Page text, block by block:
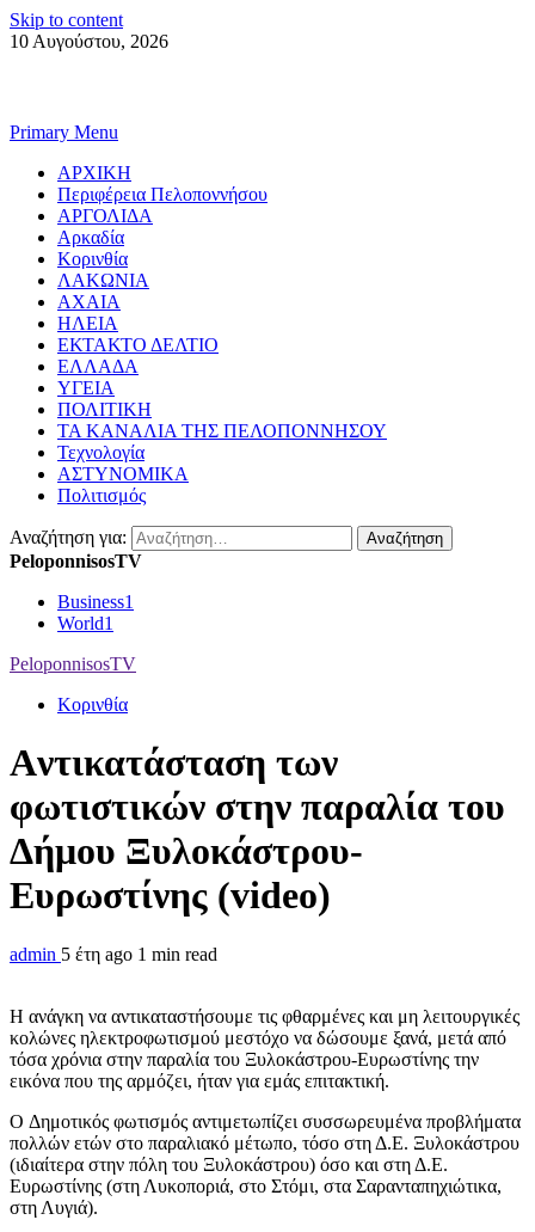
Skip to content
10 Αυγούστου, 2026
Primary Menu
ΑΡΧΙΚΗ
Περιφέρεια Πελοποννήσου
ΑΡΓΟΛΙΔΑ
Αρκαδία
Κορινθία
ΛΑΚΩΝΙΑ
ΑΧΑΙΑ
ΗΛΕΙΑ
ΕΚΤΑΚΤΟ ΔΕΛΤΙΟ
ΕΛΛΑΔΑ
ΥΓΕΙΑ
ΠΟΛΙΤΙΚΗ
ΤΑ ΚΑΝΑΛΙΑ ΤΗΣ ΠΕΛΟΠΟΝΝΗΣΟΥ
Τεχνολογία
ΑΣΤΥΝΟΜΙΚΑ
Πολιτισμός
Αναζήτηση για:
PeloponnisosTV
Business1
World1
PeloponnisosTV
Κορινθία
Aντικατάσταση των
φωτιστικών στην παραλία του
Δήμου Ξυλοκάστρου-
Ευρωστίνης (video)
admin 5 έτη ago 1 min read
Η ανάγκη να αντικαταστήσουμε τις φθαρμένες και μη λειτουργικές
κολώνες ηλεκτροφωτισμού μεστόχο να δώσουμε ξανά, μετά από
τόσα χρόνια στην παραλία του Ξυλοκάστρου-Ευρωστίνης την
εικόνα που της αρμόζει, ήταν για εμάς επιτακτική.
O Δημοτικός φωτισμός αντιμετωπίζει συσσωρευμένα προβλήματα
πολλών ετών στο παραλιακό μέτωπο, τόσο στη Δ.Ε. Ξυλοκάστρου
(ιδιαίτερα στην πόλη του Ξυλοκάστρου) όσο και στη Δ.Ε.
Ευρωστίνης (στη Λυκοποριά, στο Στόμι, στα Σαρανταπηχιώτικα,
στη Λυγιά).